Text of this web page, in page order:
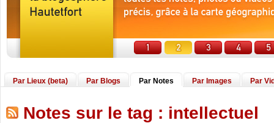
Par Lieux (beta) Par Blogs Par Notes Par Images Par
Notes sur le tag : intellectuel